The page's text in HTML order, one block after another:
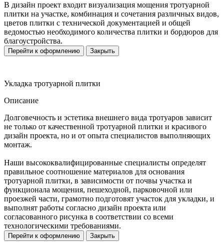
В дизайн проект входит визуализация мощения тротуарной
плитки на участке, комбинация и сочетания различных видов,
цветов плитки с технической документацией и общей
ведомостью необходимого количества плитки и бордюров для
благоустройства.
Перейти к оформлению Закрыть
Укладка тротуарной плитки
Описание
Долговечность и эстетика внешнего вида тротуаров зависит
не только от качественной тротуарной плитки и красивого
дизайн проекта, но и от опыта специалистов выполняющих
монтаж.
Наши высококвалифицированные специалисты определят
правильное соотношение материалов для основания
тротуарной плитки, в зависимости от почвы участка и
функционала мощения, пешеходной, парковочной или
проезжей части, грамотно подготовят участок для укладки, и
выполнят работы согласно дизайн проекта или
согласованного рисунка в соответствии со всеми
технологическими требованиями.
Перейти к оформлению Закрыть